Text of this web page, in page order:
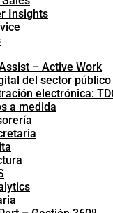
Insights
– Active Work
del sector público
electrónica:
a medida